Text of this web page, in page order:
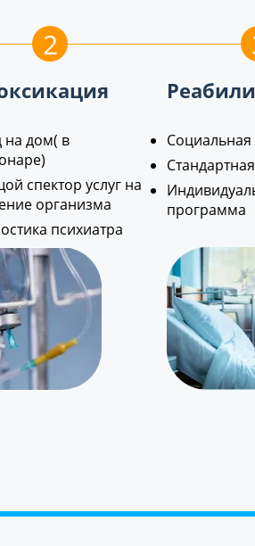
2
на дом( в
спектор услуг на
организма
психиатра
программа